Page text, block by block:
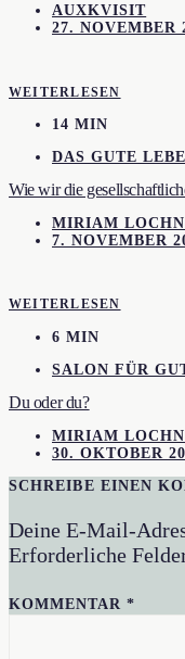
AUXKVISIT
27. NOVEMBER
WEITERLESEN
14 MIN
DAS GUTE
Wie wir die
MIRIAM
7. NOVEMBER
WEITERLESEN
6 MIN
SALON FÜR
Du oder du?
MIRIAM
30. OKTOBER
SCHREIBE EINEN
Deine E-Mail-
Erforderliche
KOMMENTAR*